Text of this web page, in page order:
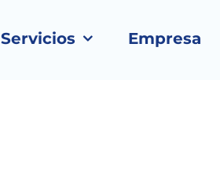
Servicios Empresa